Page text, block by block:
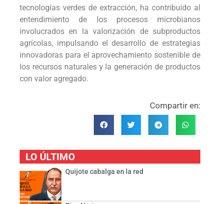
tecnologías verdes de extracción, ha contribuido al
entendimiento de los procesos microbianos
involucrados en la valorización de subproductos
agrícolas, impulsando el desarrollo de estrategias
innovadoras para el aprovechamiento sostenible de
los recursos naturales y la generación de productos
con valor agregado.
Compartir en:
LO ÚLTIMO
Quijote cabalga en la red